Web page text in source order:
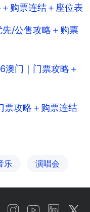
购票连结＋座位表
/公售攻略＋购票
门｜门票攻略＋
票攻略＋购票连结
乐 演唱会